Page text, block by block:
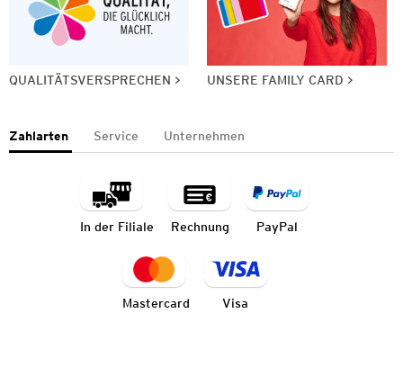
QUALITÄTSVERSPRECHEN UNSERE FAMILY CARD
Zahlarten Service Unternehmen
In der Filiale Rechnung PayPal
Mastercard Visa